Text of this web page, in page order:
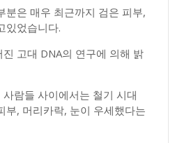
분은 매우 최근까지 검은 피부,
있었습니다.
고대 DNA의 연구에 의해 밝
람들 사이에서는 철기 시대
부, 머리카락, 눈이 우세했다는